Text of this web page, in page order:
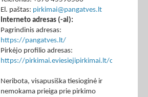
El. paštas: pirkimai@pangatves.lt
Interneto adresas (-ai):
Pagrindinis adresas:
https://pangatves.lt/
Pirkėjo profilio adresas:
https://pirkimai.eviesiejipirkimai.lt/ctm/
Neribota, visapusiška tiesioginė ir
nemokama prieiga prie pirkimo